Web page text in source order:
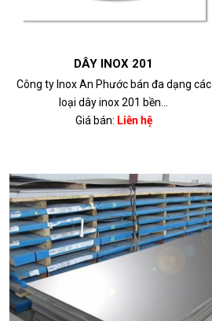
DÂY INOX 201
Công ty Inox An Phước bán đa dạng các
loại dây inox 201 bền...
Giá bán: Liên hệ